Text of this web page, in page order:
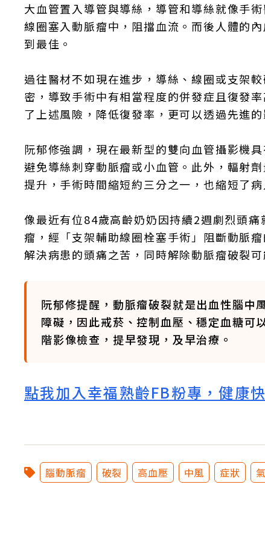
大血管置入導管與導絲，導管和導絲就像手
線圈塞入動脈瘤中，阻擋血流。而後人體的
到最佳。
過往醫材不如現在進步，導絲、線圈或支架
密，導致手術中有相當程度的併發症且復發
了上述風險，降低復發率，更可以透過先進
阮郁修強調，現在最新型的雙向血管攝影機
避免導絲刺穿動脈瘤或小血管。此外，輻射
提升，手術時間縮短約三分之一，也縮短了病
像最近有位84歲高齡奶奶因持續2週劇烈頭
瘤，經「支架輔助線圈栓塞手術」阻斷動脈
解決病患的頭痛之苦，同時解除動脈瘤破裂可
阮郁修提醒，動脈瘤破裂就是出血性腦中
障礙，因此戒菸、控制血壓、穩定血糖可
階影像檢查，提早發現，及早治療。
點我加入幸福熟齡FB粉專，健康
腦動脈瘤 破裂 高血壓 中風 症狀